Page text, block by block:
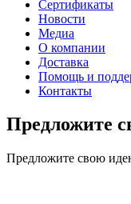
Сертификаты
Новости
Медиа
О компании
Доставка
Помощь и
Контакты
Предложите
Предложите свою